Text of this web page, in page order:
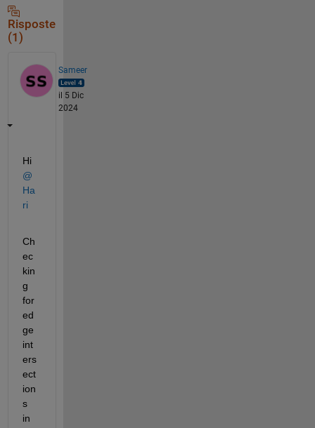
Risposte
(1)
Sameer
il 5 Dic
2024
Hi
@
Ha
ri
Ch
ec
kin
g
for
ed
ge
int
ers
ect
ion
s
in